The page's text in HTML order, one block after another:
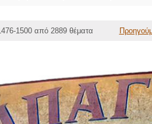
1500 από 2889 θέματα